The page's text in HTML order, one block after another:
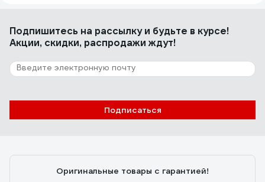
Подпишитесь на рассылкуи будьте в курсе!
Акции, скидки, распродажи ждут!
Подписаться
Оригинальные товары с гарантией!